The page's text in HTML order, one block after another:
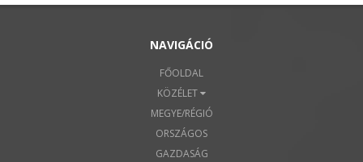
NAVIGÁCIÓ
FŐOLDAL
KÖZÉLET
MEGYE/RÉGIÓ
ORSZÁGOS
GAZDASÁG